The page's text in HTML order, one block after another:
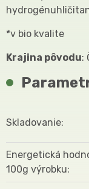
*v bio kvalite
Krajina pôvodu:
Skladovanie
Energetická
100g výrobku